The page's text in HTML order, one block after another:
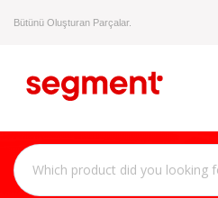
Bütünü Oluşturan Parçalar.